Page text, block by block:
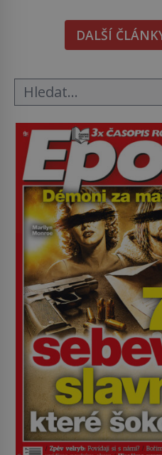
nějakém žít. Mezi ty
ghetto založené v roce
k Židům, nemá se Řím
DALŠÍ